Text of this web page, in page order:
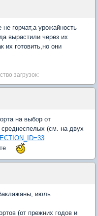
горчат,а урожайность
вырастили через их
их готовить,но они
загрузок:
на выбор от
(см. на двух
июль
(от прежних годов и